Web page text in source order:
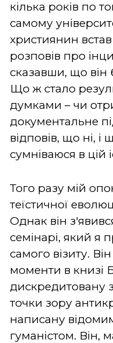
кілька років по
самому
християнин
розповів про
сказавши, що він
Що ж стало
думками – чи
документальне
відповів, що ні, і
сумніваюся в цій
Того разу мій
теїстичної
Однак він
семінарі, який я
самого візиту.
моменти в книзі
дискредитовану
точки зору
написану
гуманістом. Він,